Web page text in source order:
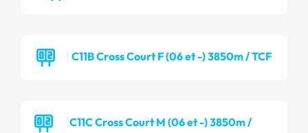
C11B Cross Court F (06 et -) 3850m / TCF
C11C Cross Court M (06 et -) 3850m /